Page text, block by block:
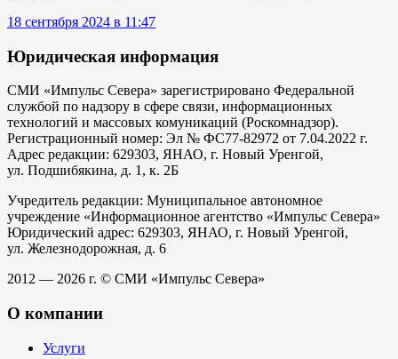
18 сентября 2024 в 11:47
Юридическая информация
СМИ «Импульс Севера» зарегистрировано Федеральной
службой по надзору в сфере связи, информационных
технологий и массовых комуникаций (Роскомнадзор).
Регистрационный номер: Эл № ФС77-82972 от 7.04.2022 г.
Адрес редакции: 629303, ЯНАО, г. Новый Уренгой,
ул. Подшибякина, д. 1, к. 2Б
Учредитель редакции: Муниципальное автономное
учреждение «Информационное агентство «Импульс Севера»
Юридический адрес: 629303, ЯНАО, г. Новый Уренгой,
ул. Железнодорожная, д. 6
2012 — 2026 г. © СМИ «Импульс Севера»
О компании
Услуги